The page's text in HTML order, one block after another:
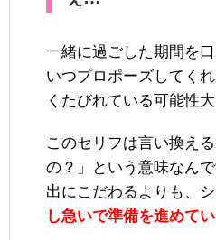
一緒に過ごした期間を
いつプロポーズしてく
くたびれている可能性大
このセリフは言い換え
の？」という意味なん
出にこだわるよりも、
し急いで準備を進めて